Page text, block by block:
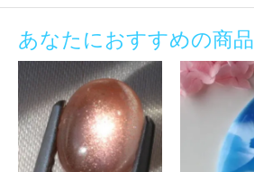
あなたにおすすめの商品